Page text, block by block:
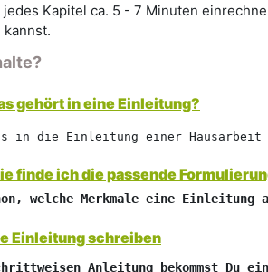
Kapitel ca. 5 - 7 Minuten
gehört in eine Einleitung?
in die Einleitung einer Hausarbeit
finde ich die passende
welche Merkmale eine
Einleitung schreiben
Anleitung bekommst Du